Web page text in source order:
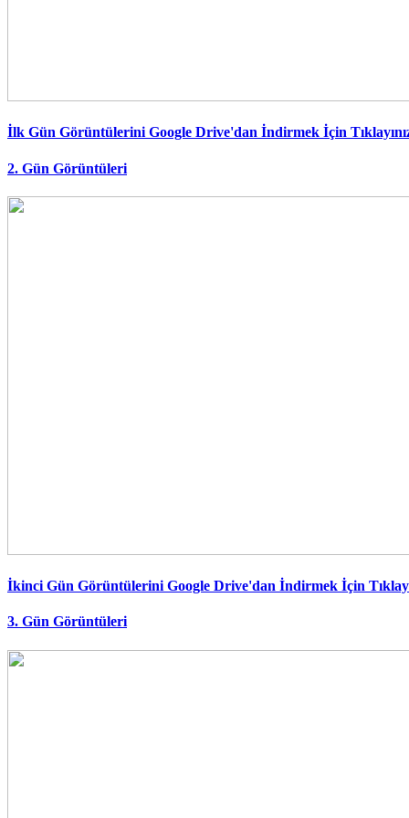
İlk Gün Görüntülerini Google Drive'dan İndirmek İçin
2. Gün Görüntüleri
İkinci Gün Görüntülerini Google Drive'dan İndirmek İçin
3. Gün Görüntüleri